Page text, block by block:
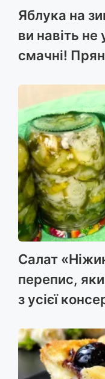
Яблука на
ви навіть не
смачні!
Салат
перепис,
з усієї